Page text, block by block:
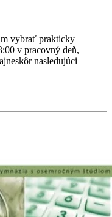
vybrať prakticky
v pracovný deň,
nasledujúci